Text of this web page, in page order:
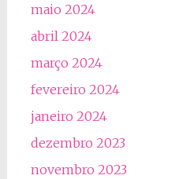
maio 2024
abril 2024
março 2024
fevereiro 2024
janeiro 2024
dezembro 2023
novembro 2023